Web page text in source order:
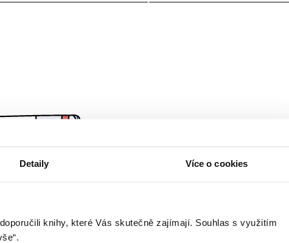
Detaily Více o cookies
knihy, které Vás skutečně zajímají. Souhlas s využitím
knihy nenalezeny.